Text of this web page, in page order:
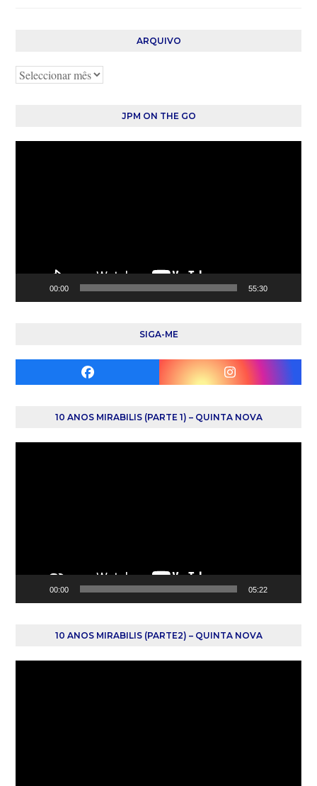
ARQUIVO
Arquivo
JPM ON THE GO
00:00 55:30
SIGA-ME
Facebook Instagram
10 ANOS MIRABILIS (PARTE 1) – QUINTA NOVA
00:00 05:22
10 ANOS MIRABILIS (PARTE2) – QUINTA NOVA